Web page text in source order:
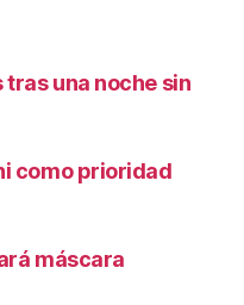
una noche sin
como prioridad
máscara